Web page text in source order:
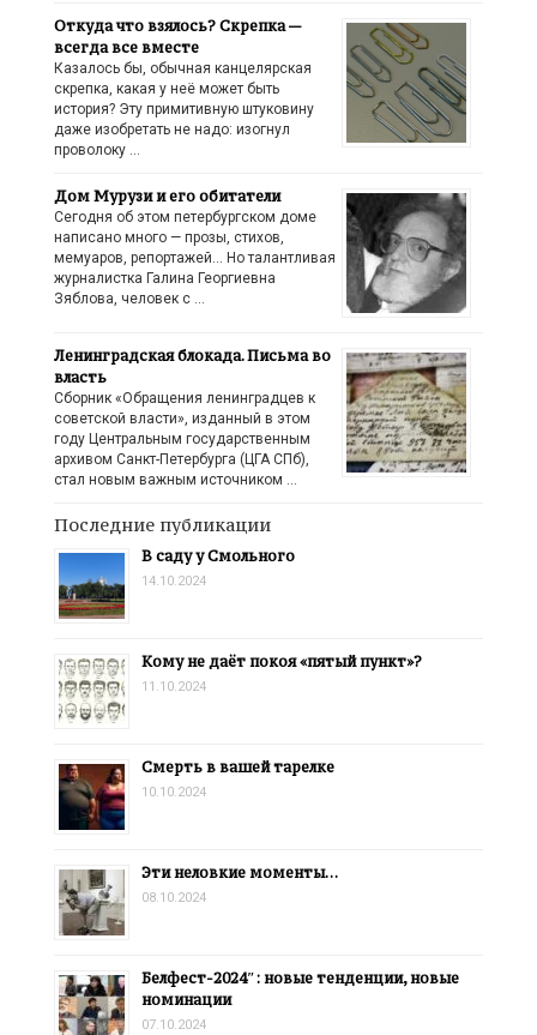
Откуда что взялось? Скрепка —
всегда все вместе
Казалось бы, обычная канцелярская
скрепка, какая у неё может быть
история? Эту примитивную штуковину
даже изобретать не надо: изогнул
проволоку …
Дом Мурузи и его обитатели
Сегодня об этом петербургском доме
написано много — прозы, стихов,
мемуаров, репортажей… Но талантливая
журналистка Галина Георгиевна
Зяблова, человек с …
Ленинградская блокада. Письма во
власть
Сборник «Обращения ленинградцев к
советской власти», изданный в этом
году Центральным государственным
архивом Санкт-Петербурга (ЦГА СПб),
стал новым важным источником …
Последние публикации
В саду у Смольного
14.10.2024
Кому не даёт покоя «пятый пункт»?
11.10.2024
Смерть в вашей тарелке
10.10.2024
Эти неловкие моменты…
08.10.2024
Белфест-2024″: новые тенденции, новые
номинации
07.10.2024